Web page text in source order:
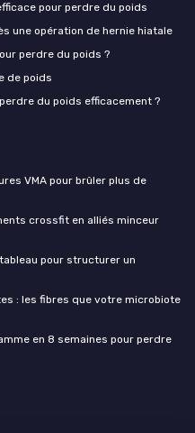
pour perdre du poids
une opération de hernie hiatale
perdre du poids ?
de poids
du poids efficacement ?
VMA pour brûler plus de
crossfit en alliés minceur
pour structurer un
: les fibres que votre microbiote
en 8 semaines pour perdre